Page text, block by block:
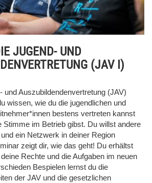
JUGEND- UND
(JAV I)
und Auszubildendenvertretung (JAV)
wissen, wie du die jugendlichen und
bestens vertreten kannst
Stimme im Betrieb gibst. Du willst andere
ein Netzwerk in deiner Region
zeigt dir, wie das geht! Du erhältst
Rechte und die Aufgaben im neuen
Bespielen lernst du die
der JAV und die gesetzlichen